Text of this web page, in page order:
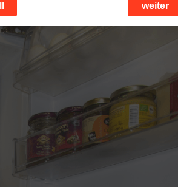
weiter